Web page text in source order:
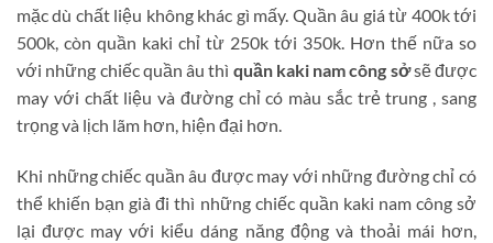
mặc dù chất liệu không khác gì mấy. Quần âu giá từ 400k tới
500k, còn quần kaki chỉ từ 250k tới 350k. Hơn thế nữa so
với những chiếc quần âu thì quần kaki nam công sởsẽ được
may với chất liệu và đường chỉ có màu sắc trẻ trung , sang
trọng và lịch lãm hơn, hiện đại hơn.
Khi những chiếc quần âu được may với những đường chỉ có
thể khiến bạn già đi thì những chiếc quần kaki nam công sở
lại được may với kiểu dáng năng động và thoải mái hơn,